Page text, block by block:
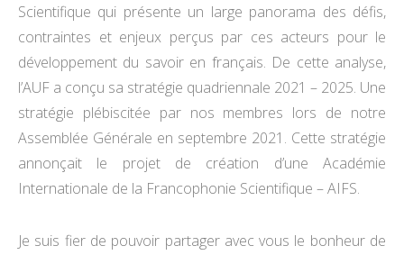
Scientifique qui présente un large panorama des défis,
contraintes et enjeux perçus par ces acteurs pour le
développement du savoir en français. De cette analyse,
l’AUF a conçu sa stratégie quadriennale 2021 – 2025. Une
stratégie plébiscitée par nos membres lors de notre
Assemblée Générale en septembre 2021. Cette stratégie
annonçait le projet de création d’une Académie
Internationale de la Francophonie Scientifique – AIFS.
Je suis fier de pouvoir partager avec vous le bonheur de